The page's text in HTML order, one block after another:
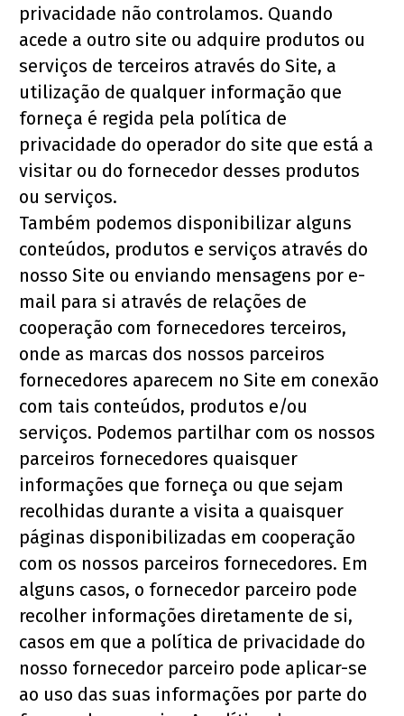
privacidade não controlamos. Quando
acede a outro site ou adquire produtos ou
serviços de terceiros através do Site, a
utilização de qualquer informação que
forneça é regida pela política de
privacidade do operador do site que está a
visitar ou do fornecedor desses produtos
ou serviços.
Também podemos disponibilizar alguns
conteúdos, produtos e serviços através do
nosso Site ou enviando mensagens por e-
mail para si através de relações de
cooperação com fornecedores terceiros,
onde as marcas dos nossos parceiros
fornecedores aparecem no Site em conexão
com tais conteúdos, produtos e/ou
serviços. Podemos partilhar com os nossos
parceiros fornecedores quaisquer
informações que forneça ou que sejam
recolhidas durante a visita a quaisquer
páginas disponibilizadas em cooperação
com os nossos parceiros fornecedores. Em
alguns casos, o fornecedor parceiro pode
recolher informações diretamente de si,
casos em que a política de privacidade do
nosso fornecedor parceiro pode aplicar-se
ao uso das suas informações por parte do